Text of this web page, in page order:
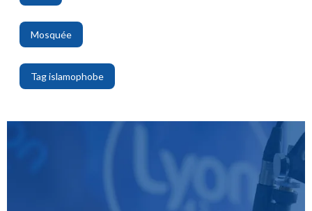
,
Mosquée
,
Tag islamophobe